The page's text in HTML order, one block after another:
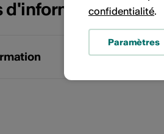
d'informations
Solo ou
confidentialité.
Paramètres